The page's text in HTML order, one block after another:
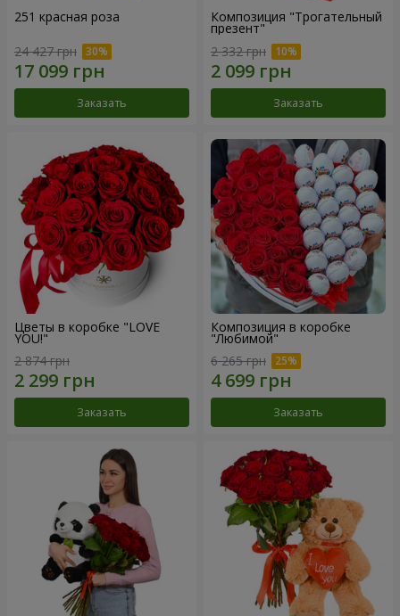
251 красная роза
24 427 грн
Заказать
Композиция "Трогательный
презент"
2 332 грн
Заказать
Цветы в коробке "LOVE
YOU!"
2 874 грн
Заказать
Композиция в коробке
"Любимой"
6 265 грн
Заказать